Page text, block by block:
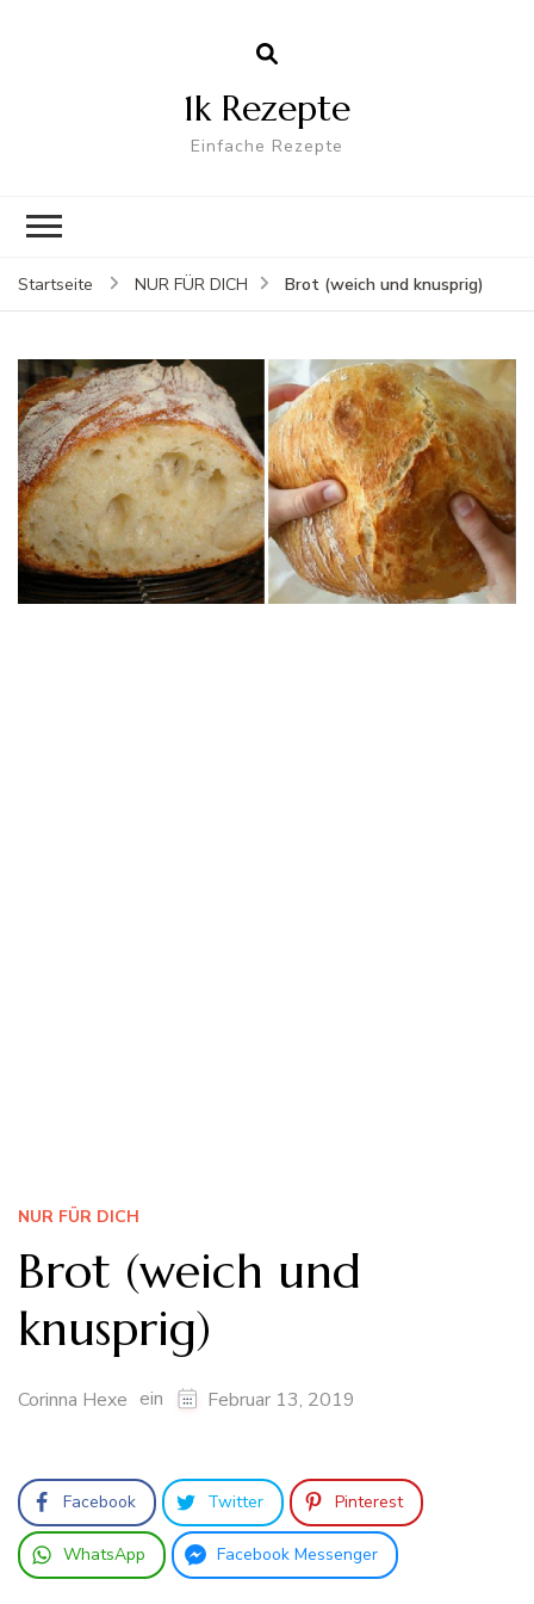
1k Rezepte
Einfache Rezepte
Startseite NUR FÜR DICH Brot (weich und knusprig)
NUR FÜR DICH
Brot (weich und
knusprig)
Corinna Hexe ein Februar 13, 2019
Facebook Twitter Pinterest
WhatsApp Facebook Messenger